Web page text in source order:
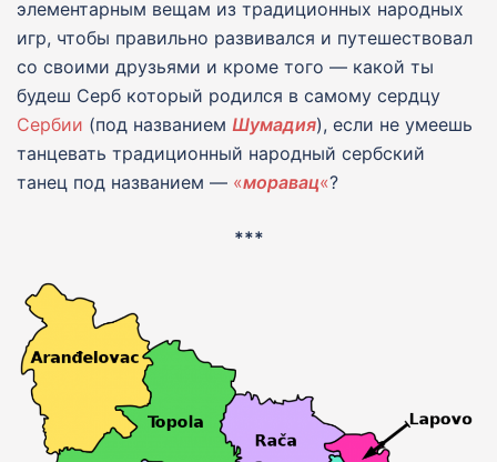
элементарным вещам из традиционных народных
игр, чтобы правильно развивался и путешествовал
со своими друзьями и кроме того — какой ты
будеш Серб который родился в самому сердцу
Сербии (под названием Шумадия), если не умеешь
танцевать традиционный народный сербский
танец под названием — «моравац«?
***